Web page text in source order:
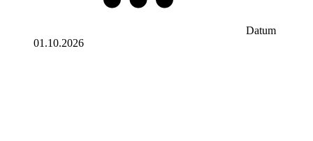
Datum
01.10.2026